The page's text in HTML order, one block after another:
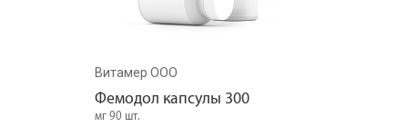
Витамер ООО
Фемодол капсулы 300
мг 90 шт.